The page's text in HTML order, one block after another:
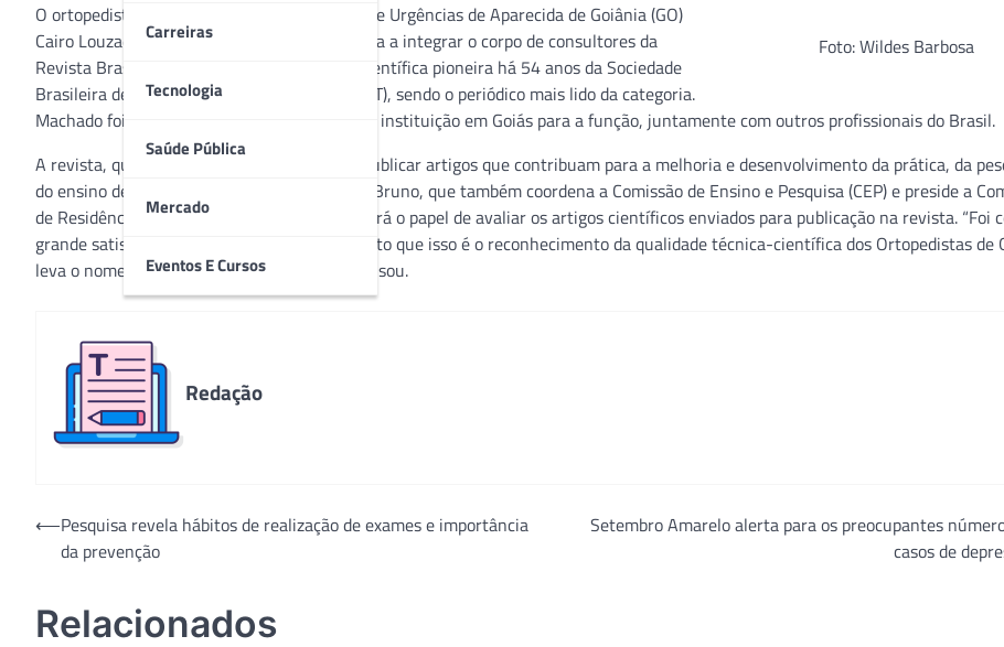
Carreiras
Tecnologia
Saúde Pública
Mercado
Eventos E Cursos
Foto: Wildes Barbosa
O ortopedista do Huapa – Hospital Estadual de Urgências de Aparecida de Goiânia (GO)
Cairo Louzada, Bruno Air Machado Silva, passa a integrar o corpo de consultores da
Revista Brasileira de Ortopedia, publicação científica pioneira há 54 anos da Sociedade
Brasileira de Ortopedia e Traumatologia (SBOT), sendo o periódico mais lido da categoria.
Machado foi nomeado como representante da instituição em Goiás para a função, juntamente com outros profissionais do Brasil.
A revista, que é bimestral, tem a missão de publicar artigos que contribuam para a melhoria e desenvolvimento da prática, da
do ensino de Ortopedia, e campos correlatos. Bruno, que também coordena a Comissão de Ensino e Pesquisa (CEP) e preside a
de Residência Médica (Coreme) da unidade, terá o papel de avaliar os artigos científicos enviados para publicação na revista. “Foi
grande satisfação que recebi o convite. Acredito que isso é o reconhecimento da qualidade técnica-científica dos Ortopedistas de
leva o nome do Huapa para fora do Estado”, frisou.
Redação
Navegação
⟵Pesquisa revela hábitos de realização de exames e importância
da prevenção
Setembro Amarelo alerta para os preocupantes
casos de
Relacionados